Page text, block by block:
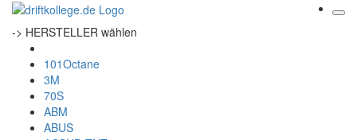
-> HERSTELLER wählen
101Octane
3M
70S
ABM
ABUS